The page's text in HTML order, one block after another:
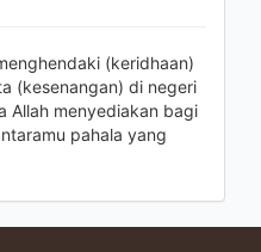
(keridhaan)
(kesenangan) di negeri
Allah menyediakan bagi
pahala yang